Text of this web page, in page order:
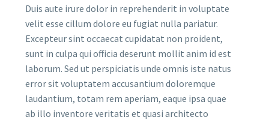
Duis aute irure dolor in reprehenderit in voluptate
velit esse cillum dolore eu fugiat nulla pariatur.
Excepteur sint occaecat cupidatat non proident,
sunt in culpa qui officia deserunt mollit anim id est
laborum. Sed ut perspiciatis unde omnis iste natus
error sit voluptatem accusantium doloremque
laudantium, totam rem aperiam, eaque ipsa quae
ab illo inventore veritatis et quasi architecto